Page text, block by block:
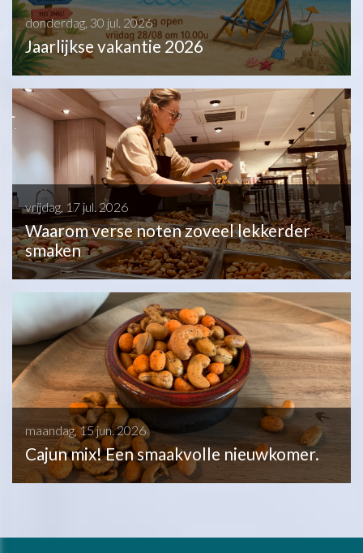
donderdag, 30 jul. 2026
Jaarlijkse vakantie 2026
vrijdag, 17 jul. 2026
Waarom verse noten zoveel lekkerder
smaken
maandag, 15 jun. 2026
Cajun mix! Een smaakvolle nieuwkomer.